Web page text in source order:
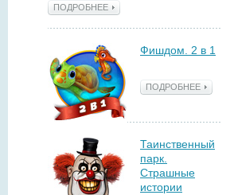
ПОДРОБНЕЕ
Фишдом. 2 в 1
ПОДРОБНЕЕ
Таинственный
парк.
Страшные
истории